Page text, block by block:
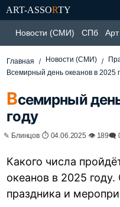
ART-ASSORTY
Новости (СМИ) СПб Арт
Главная Новости (СМИ)
Всемирный день океанов в 2025
Всемирный
году
✎ Блинцов ⏱ 04.06.2025 👁 189🗨
Какого числа
океанов в 2025
праздника и